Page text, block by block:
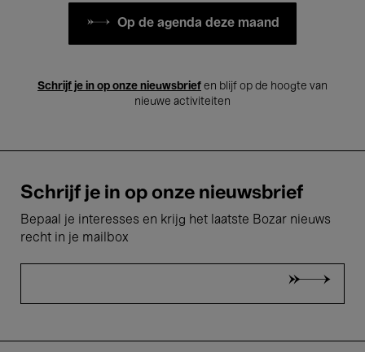
Op de agenda deze maand
Schrijf je in op onze nieuwsbrief en blijf op de hoogte van
nieuwe activiteiten
Schrijf je in op onze nieuwsbrief
Bepaal je interesses en krijg het laatste Bozar nieuws
recht in je mailbox